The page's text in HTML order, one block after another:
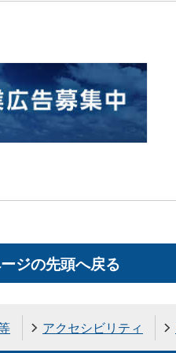
ジの先頭へ戻る
アクセシビリティ